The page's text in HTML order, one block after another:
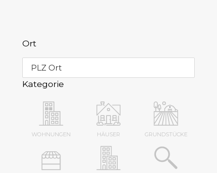
Ort
PLZ Ort
Kategorie
WOHNUNGEN HÄUSER GRUNDSTÜCKE